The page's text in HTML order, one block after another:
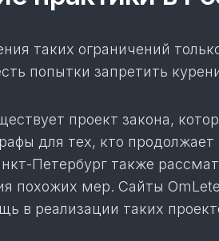
таких ограничений
попытки запретить
проект закона,
для тех, кто продолжает
Петербург также
похожих мер. Сайты
в реализации таких